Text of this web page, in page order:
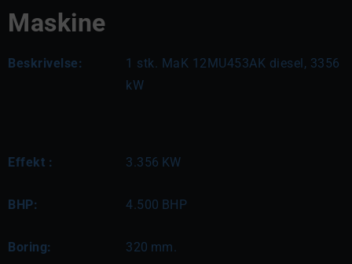
Maskine
Beskrivelse:
1 stk. MaK 12MU453AK diesel, 3356
kW
Effekt : 3.356 KW
BHP: 4.500 BHP
Boring: 320 mm.